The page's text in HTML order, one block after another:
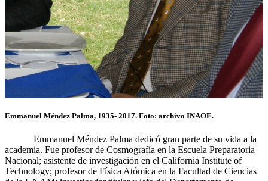
Emmanuel Méndez Palma, 1935- 2017. Foto: archivo INAOE.
Emmanuel Méndez Palma dedicó gran parte de su vida a la
academia. Fue profesor de Cosmografía en la Escuela Preparatoria
Nacional; asistente de investigación en el California Institute of
Technology; profesor de Física Atómica en la Facultad de Ciencias